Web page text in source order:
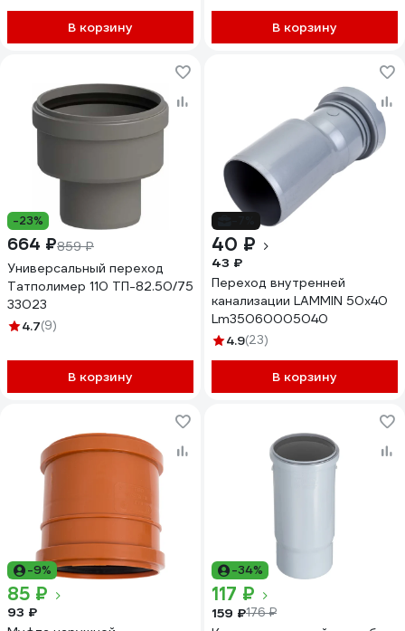
В корзину В корзину
-23%
664 ₽859 ₽
Универсальный переход
Татполимер 110 ТП-82.50/75
33023
4.7(9)
В корзину
40 ₽
43 ₽
Переход внутренней
канализации LAMMIN 50х40
Lm35060005040
4.9(23)
В корзину
-9%
85 ₽
93 ₽
-34%
117 ₽
159 ₽176 ₽